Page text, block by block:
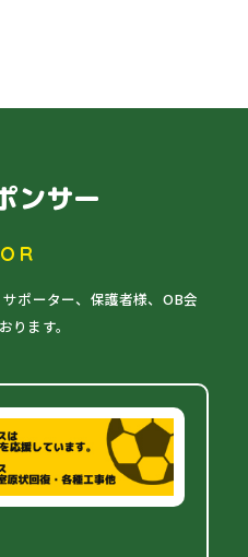
ンサー
ポーター、保護者様、OB会
ります。